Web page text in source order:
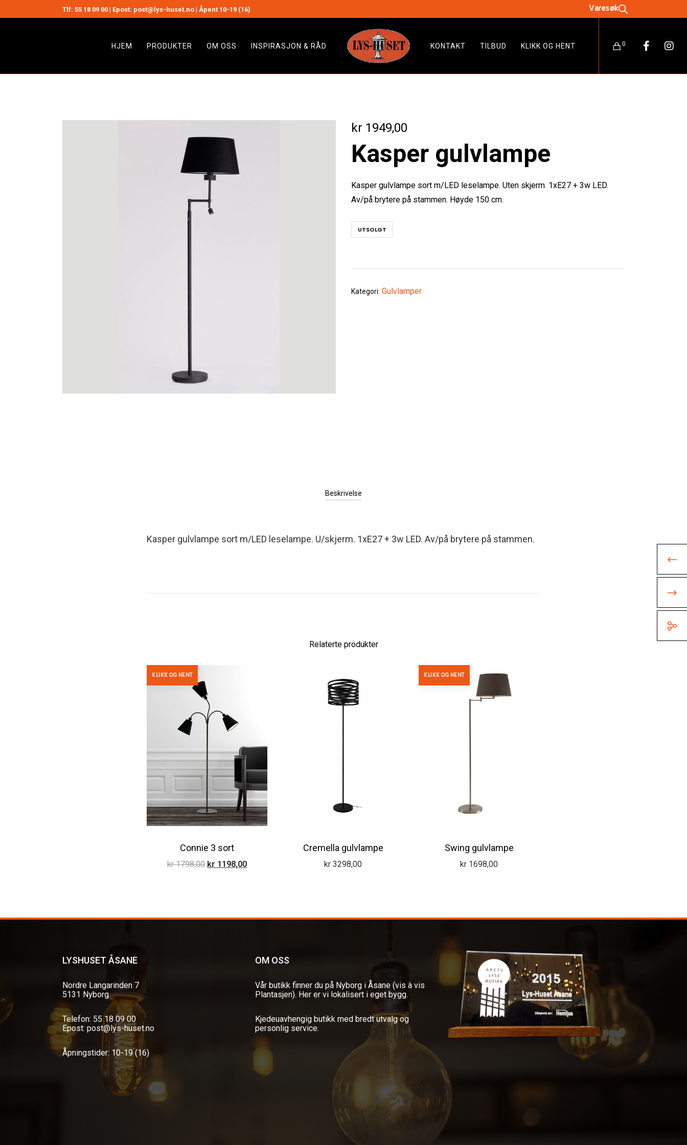
Tlf: 55 18 09 00 | Epost: post@lys-huset.no | Åpent 10-19 (16)
0
HJEM PRODUKTER OM OSS INSPIRASJON & RÅD KONTAKT TILBUD KLIKK OG HENT
kr 1949,00
Kasper gulvlampe
Kasper gulvlampe sort m/LED leselampe. Uten skjerm. 1xE27 + 3w LED.
Av/på brytere på stammen. Høyde 150 cm.
UTSOLGT
Kategori: Gulvlamper
Beskrivelse
Kasper gulvlampe sort m/LED leselampe. U/skjerm. 1xE27 + 3w LED. Av/på brytere på stammen.
Relaterte produkter
KLIKK OG HENT
Connie 3 sort
kr1798,00 Opprinnelig
kr 1198,00Nåværende
Cremella gulvlampe
kr 3298,00
KLIKK OG HENT
Swing gulvlampe
kr 1698,00
LYSHUSET ÅSANE
Nordre Langarinden 7
5131 Nyborg
Telefon: 55 18 09 00
Epost: post@lys-huset.no
Åpningstider: 10-19 (16)
OM OSS
Vår butikk finner du på Nyborg i Åsane (vis à vis
Plantasjen). Her er vi lokalisert i eget bygg.
Kjedeuavhengig butikk med bredt utvalg og
personlig service.